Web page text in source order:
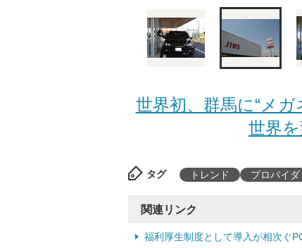
世界初、群馬に“メ
世界を
タグ トレンド プロバイダ
関連リンク
福利厚生制度として導入が相次ぐ